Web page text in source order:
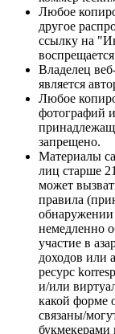
Любое
другое
ссылку на
Владелец
является
Любое
фотографий
запрещено.
Материалы
лиц старше
может
правила
обнаружении
немедленно
участие в
доходов или
ресурс
и/или
какой форме
связаны/
букмекерами